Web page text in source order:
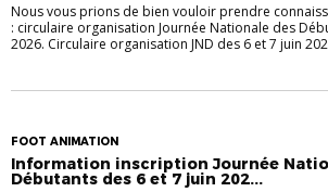
Nous vous prions de bien vouloir prendre
: circulaire organisation Journée Nationale des
2026. Circulaire organisation JND des 6 et 7 juin
FOOT ANIMATION
Information inscription Journée
Débutants des 6 et 7 juin 202...